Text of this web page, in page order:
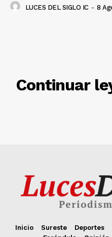
Inicio Sureste Deportes